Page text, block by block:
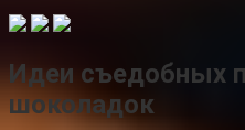
Идеи съедобных
шоколадок